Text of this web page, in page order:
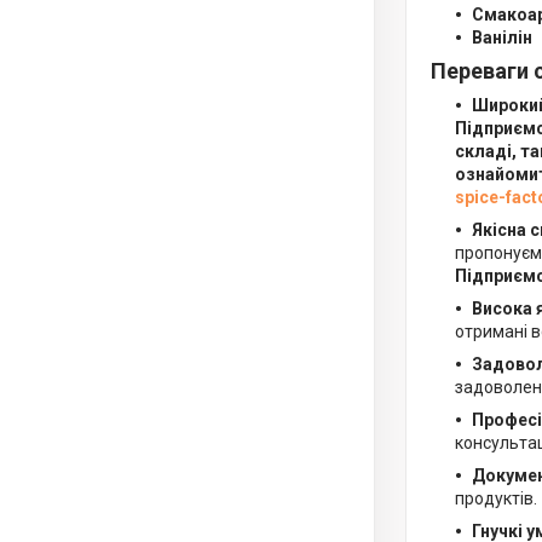
Ванілін
Переваги
складі,
spice-
Якісна
Висока
отримані
продуктів.
Гнучкі